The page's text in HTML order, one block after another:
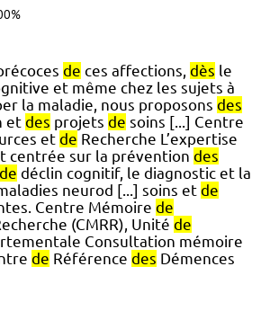
de ces affections, dès le
et même chez les sujets à
la maladie, nous proposons des
et des projets de soins [...] Centre
et de Recherche L’expertise
centrée sur la prévention des
de déclin cognitif, le diagnostic et la
neurod [...] soins et de
Centre Mémoire de
(CMRR), Unité de
Consultation mémoire
de Référence des Démences